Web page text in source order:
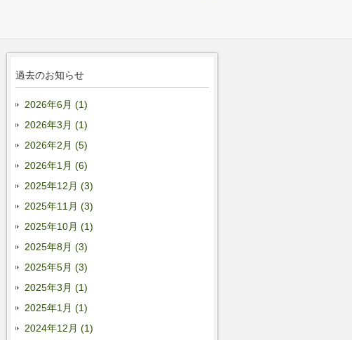
過去のお知らせ
2026年6月 (1)
2026年3月 (1)
2026年2月 (5)
2026年1月 (6)
2025年12月 (3)
2025年11月 (3)
2025年10月 (1)
2025年8月 (3)
2025年5月 (3)
2025年3月 (1)
2025年1月 (1)
2024年12月 (1)